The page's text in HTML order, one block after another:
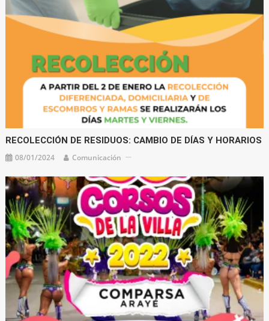
RECOLECCIÓN DE RESIDUOS: CAMBIO DE DÍAS Y HORARIOS
08/01/2024 Comunicación